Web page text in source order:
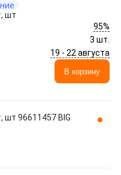
шт
95%
3 шт.
19 - 22 августа
В корзину
шт 96611457 BIG